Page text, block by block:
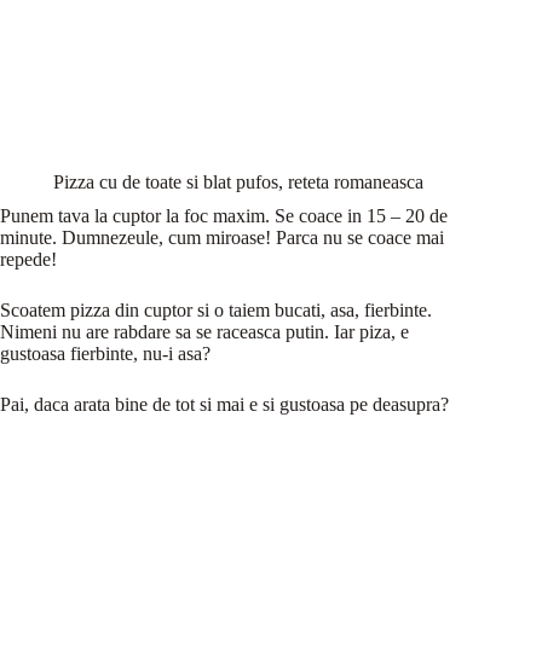
Pizza cu de toate si blat pufos, reteta romaneasca
Punem tava la cuptor la foc maxim. Se coace in 15 – 20 de
minute. Dumnezeule, cum miroase! Parca nu se coace mai
repede!
Scoatem pizza din cuptor si o taiem bucati, asa, fierbinte.
Nimeni nu are rabdare sa se raceasca putin. Iar piza, e
gustoasa fierbinte, nu-i asa?
Pai, daca arata bine de tot si mai e si gustoasa pe deasupra?